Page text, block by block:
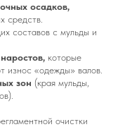
осадков,
средств.
составов с мульды и
которые
износ «одежды» валов.
зон (края мульды,
очистки